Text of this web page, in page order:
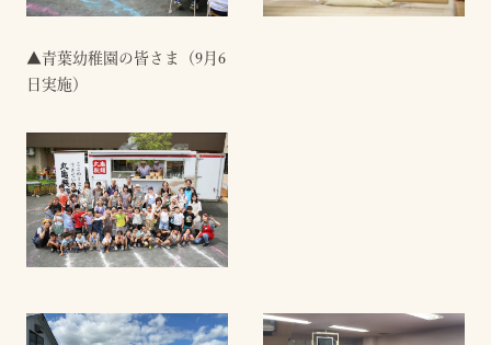
▲青葉幼稚園の皆さま（9月6
日実施）